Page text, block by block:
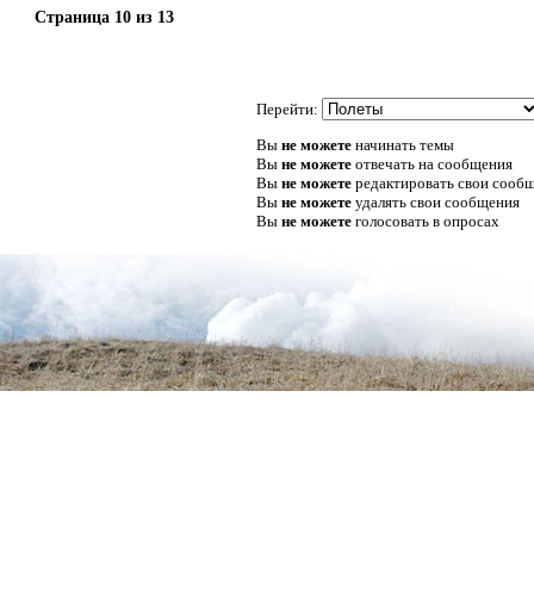
Страница 10из 13
Перейти:
Вы не можетеначинать темы
Вы не можетеотвечать на сообщения
Вы не можетередактировать свои
Вы не можетеудалять свои сообщения
Вы не можетеголосовать в опросах